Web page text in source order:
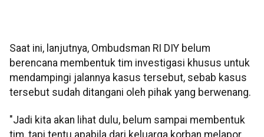
Saat ini, lanjutnya, Ombudsman RI DIY belum
berencana membentuk tim investigasi khusus untuk
mendampingi jalannya kasus tersebut, sebab kasus
tersebut sudah ditangani oleh pihak yang berwenang.
"Jadi kita akan lihat dulu, belum sampai membentuk